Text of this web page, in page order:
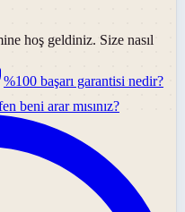
hoş geldiniz. Size nasıl
%100 başarı garantisi nedir?
beni arar mısınız?